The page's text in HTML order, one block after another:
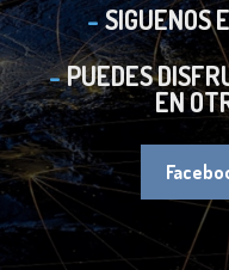
SIGUENOS
PUEDES
EN